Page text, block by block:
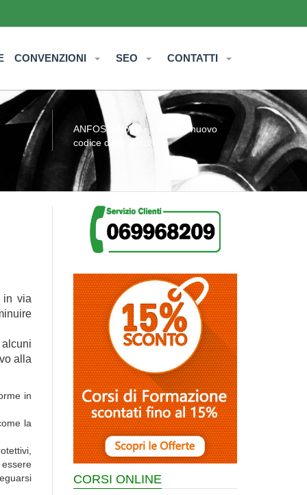
CONVENZIONI SEO CONTATTI
ANFOS» Notizie» Al via il nuovo
codice della strada
in via
alla
in
la
CORSI ONLINE